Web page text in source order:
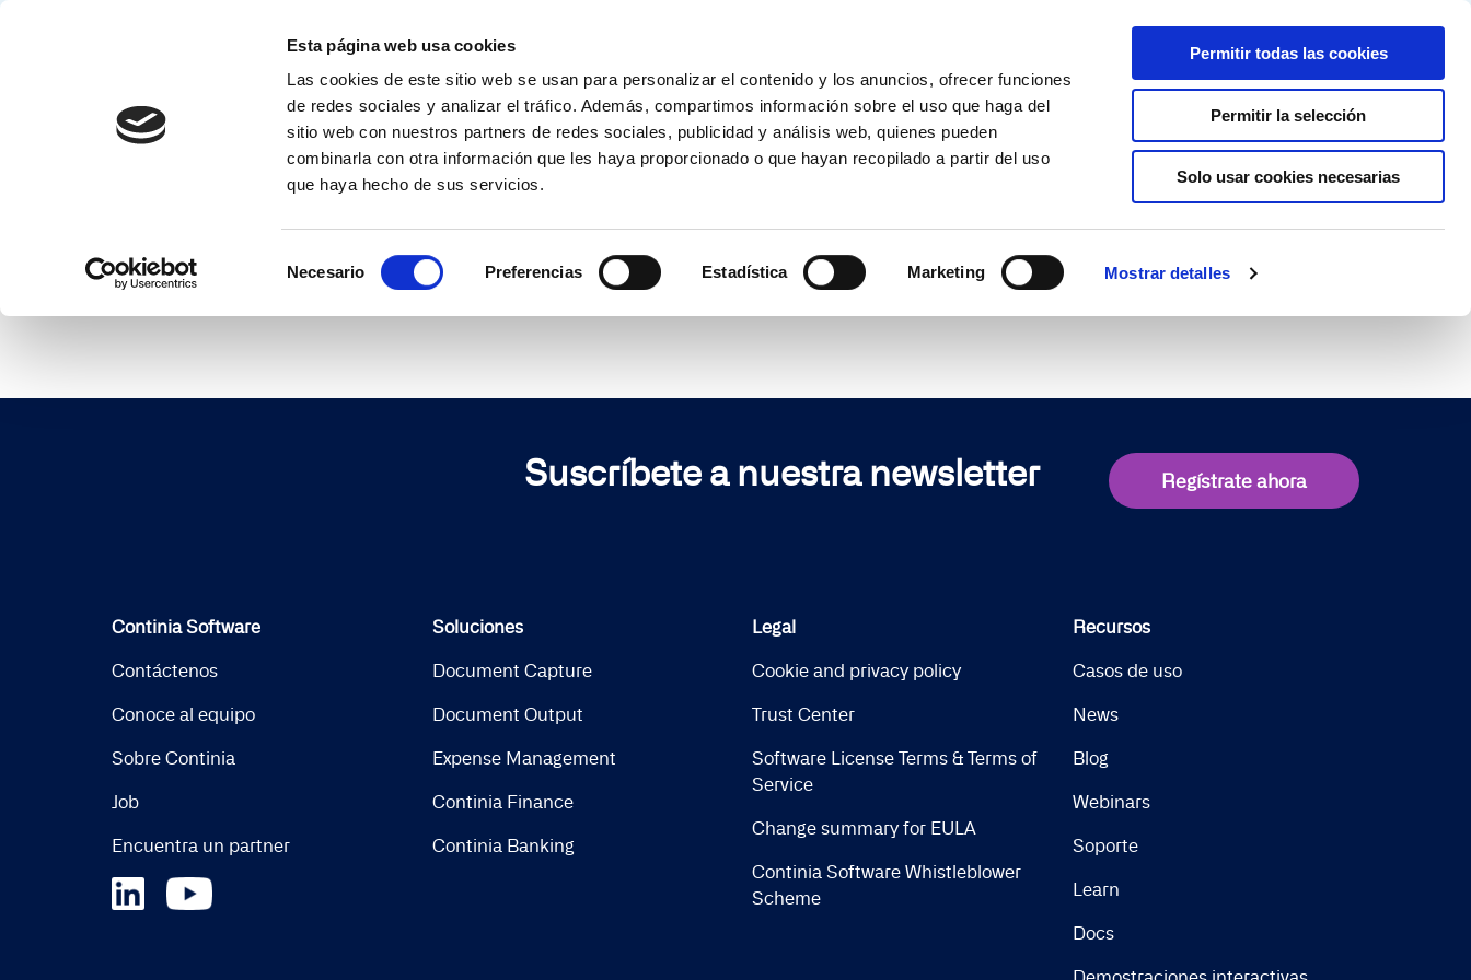
Esta página web usa cookies
Las cookies de este sitio web se usan para personalizar el contenido y los anuncios, ofrecer funciones
de redes sociales y analizar el tráfico. Además, compartimos información sobre el uso que haga del
sitio web con nuestros partners de redes sociales, publicidad y análisis web, quienes pueden
combinarla con otra información que les haya proporcionado o que hayan recopilado a partir del uso
que haya hecho de sus servicios.
de
Necesario Preferencias Estadística Marketing Mostrar detalles
Permitir todas las cookies
Permitir la selección
Solo usar cookies necesarias
Soluciones Casos de uso Precios ¿Por qué Continia? Get a free trial
PARTNERS
Could not fetch data
Suscríbete a nuestra newsletter Regístrate ahora
Continia Software
Contáctenos
Conoce al equipo
Sobre Continia
Job
Encuentra un partner
Soluciones
Document Capture
Document Output
Expense Management
Continia Finance
Continia Banking
Legal
Cookie and privacy policy
Trust Center
Software License Terms & Terms of
Service
Change summary for EULA
Continia Software Whistleblower
Scheme
Recursos
Casos de uso
News
Blog
Webinars
Soporte
Learn
Docs